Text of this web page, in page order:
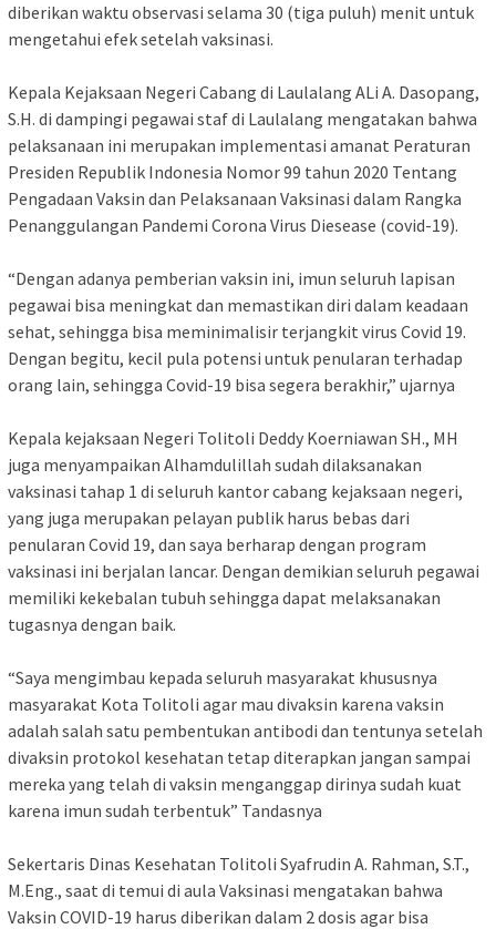
diberikan waktu observasi selama 30 (tiga puluh) menit untuk
mengetahui efek setelah vaksinasi.
Kepala Kejaksaan Negeri Cabang di Laulalang ALi A. Dasopang,
S.H. di dampingi pegawai staf di Laulalang mengatakan bahwa
pelaksanaan ini merupakan implementasi amanat Peraturan
Presiden Republik Indonesia Nomor 99 tahun 2020 Tentang
Pengadaan Vaksin dan Pelaksanaan Vaksinasi dalam Rangka
Penanggulangan Pandemi Corona Virus Diesease (covid-19).
“Dengan adanya pemberian vaksin ini, imun seluruh lapisan
pegawai bisa meningkat dan memastikan diri dalam keadaan
sehat, sehingga bisa meminimalisir terjangkit virus Covid 19.
Dengan begitu, kecil pula potensi untuk penularan terhadap
orang lain, sehingga Covid-19 bisa segera berakhir,” ujarnya
Kepala kejaksaan Negeri Tolitoli Deddy Koerniawan SH., MH
juga menyampaikan Alhamdulillah sudah dilaksanakan
vaksinasi tahap 1 di seluruh kantor cabang kejaksaan negeri,
yang juga merupakan pelayan publik harus bebas dari
penularan Covid 19, dan saya berharap dengan program
vaksinasi ini berjalan lancar. Dengan demikian seluruh pegawai
memiliki kekebalan tubuh sehingga dapat melaksanakan
tugasnya dengan baik.
“Saya mengimbau kepada seluruh masyarakat khususnya
masyarakat Kota Tolitoli agar mau divaksin karena vaksin
adalah salah satu pembentukan antibodi dan tentunya setelah
divaksin protokol kesehatan tetap diterapkan jangan sampai
mereka yang telah di vaksin menganggap dirinya sudah kuat
karena imun sudah terbentuk” Tandasnya
Sekertaris Dinas Kesehatan Tolitoli Syafrudin A. Rahman, S.T.,
M.Eng., saat di temui di aula Vaksinasi mengatakan bahwa
Vaksin COVID-19 harus diberikan dalam 2 dosis agar bisa